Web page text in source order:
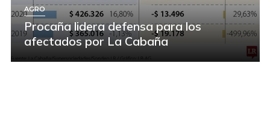
AGRO
Procaña lidera defensa para los
afectados por La Cabaña